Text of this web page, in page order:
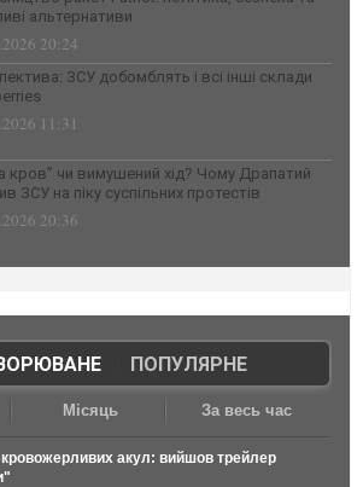
альтернативи
20:24
ЗСУ добомблять і всі інші склади
11:31
кров” чи вимушений хід? Чому Драпатий
ЗСУ на піку суспільних протестів
20:36
| ПОПУЛЯРНЕ
Місяць За весь час
кровожерливих акул: вийшов трейлер